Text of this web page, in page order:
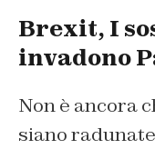
Brexit, I
invadono
Non è ancora
siano